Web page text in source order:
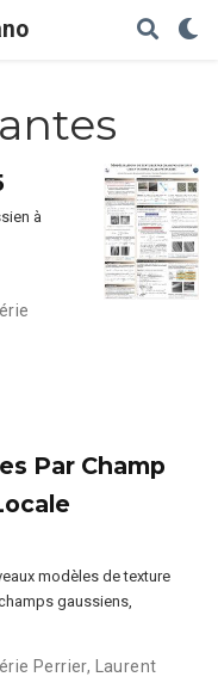
à
Par Champ
modèles de texture
gaussiens,
Perrier, Laurent